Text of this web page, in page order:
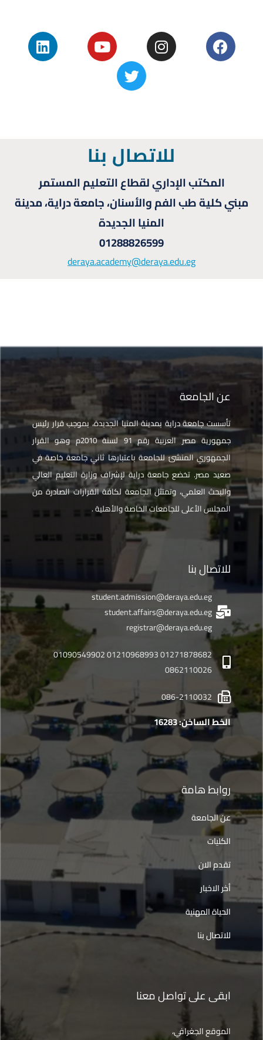
للاتصال بنا
المكتب الإداري لقطاع التعليم المستمر
مبني كلية طب الفم والأسنان، جامعة دراية، مدينة
المنيا الجديدة
01288826599
deraya.academy@deraya.edu.eg
عن الجامعة
تأسست جامعة دراية بمدينة المنيا الجديدة، بموجب قرار رئيس
جمهورية مصر العربية رقم 91 لسنة 2010م وهو القرار
الجمهوري المنشئ للجامعة باعتبارها ثاني جامعة خاصة في
صعيد مصر. تخضع جامعة دراية لإشراف وزارة التعليم العالي
والبحث العلمي، وتمتثل الجامعة لكافة القرارات الصادرة من
المجلس الأعلى للجامعات الخاصة والأهلية .
للاتصال بنا
student.admission@deraya.edu.eg
student.affairs@deraya.edu.eg
registrar@deraya.edu.eg
01271878682 01210968993 01090549902
0862110026
086-2110032
الخط الساخن: 16283
روابط هامة
عن الجامعة
الكليات
تقدم الان
أخر الاخبار
الحياة المهنية
للاتصال بنا
ابقى على تواصل معنا
الموقع الجغرافي،